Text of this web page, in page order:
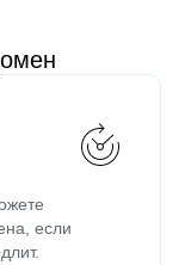
если